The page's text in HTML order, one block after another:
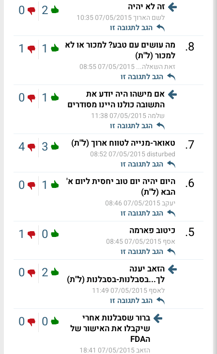
זה לא יהיה
לשם הארוך07/05/2015 10:35
הגב לתגובה זו
2
0
8
.
מה עושים עם טבע? למכור או לא
למכור (ל"ת)
זאת השאלה...07/05/2015 08:55
הגב לתגובה זו
1
1
אם מישהו היה יודע את
התשובה כולנו היינו מסודרים
שלמה07/05/2015 11:38
הגב לתגובה זו
1
0
7
. טאואר-מנייה לטווח ארוך (ל"ת)
disturbed
07/05/2015 08:52
הגב לתגובה זו
3
4
6
.
היום יהיה יום טוב יחסית ליום א'
הבא (ל"ת)
יעקב07/05/2015 08:46
הגב לתגובה זו
1
0
5
. כיטוב פארמה
אסף07/05/2015 08:45
הגב לתגובה זו
0
1
הזאב יענה
לך...בסבלנות-בסבלנות (ל"ת)
לאסף07/05/2015 11:49
הגב לתגובה זו
2
0
ברור שסבלנות אחרי
שיקבלו את האישור של
הFDA
הזאב07/05/2015 18:41
0
0